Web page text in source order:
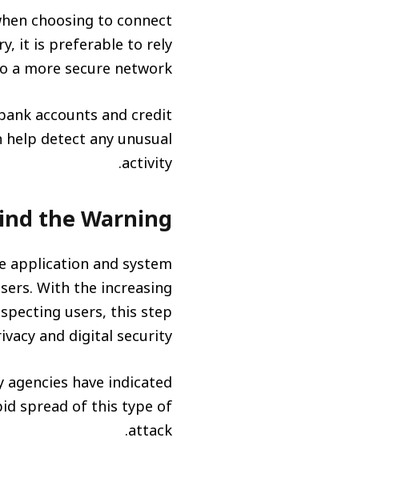
choosing to connect
it is preferable to rely
more secure network.
accounts and credit
detect any unusual
activity.
the Warning
application and system
With the increasing
users, this step
and digital security.
have indicated
spread of this type of
attack.